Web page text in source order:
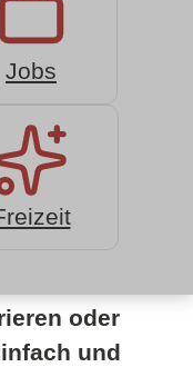
Jobs
oder
und